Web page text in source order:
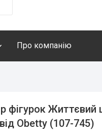
Про компанію
фігурок Життєвий
Obetty (107-745)